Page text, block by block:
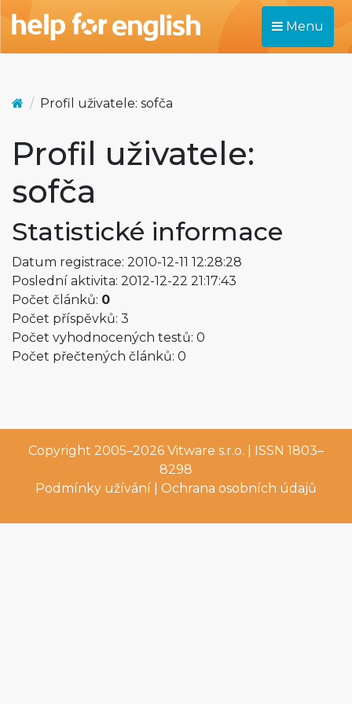
Menu
Profil uživatele: sofča
Profil uživatele:
sofča
Statistické informace
Datum registrace: 2010-12-11 12:28:28
Poslední aktivita: 2012-12-22 21:17:43
Počet článků: 0
Počet příspěvků: 3
Počet vyhodnocených testů: 0
Počet přečtených článků: 0
Copyright 2005–2026 Vitware s.r.o. | ISSN 1803–
8298
Podmínky užívání
Ochrana osobních údajů